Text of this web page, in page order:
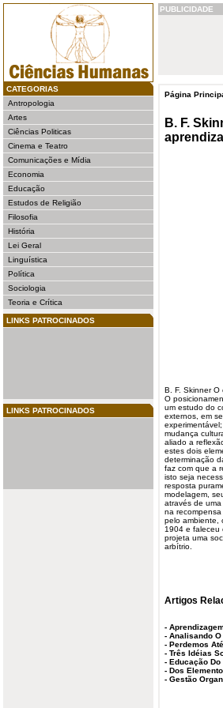
CATEGORIAS
Antropologia
Artes
Ciências Politicas
Cinema e Teatro
Comunicações e Mídia
Economia
Educação
Estudos de Religião
Filosofia
História
Lei Geral
Linguística
Política
Sociologia
Teoria e Crítica
LINKS PATROCINADOS
LINKS PATROCINADOS
PUBLICIDADE
Página
B. F.
B. F. Skinner O
O
um estudo do
externos, em
mudança
aliado a
estes dois
determinação
faz com que a
isto seja
resposta
modelagem,
através de
na
pelo ambiente,
1904 e faleceu
projeta uma
arbítrio.
Artigos
-
- Analisando O
- Perdemos
- Três Idéias
- Educação Do
- Dos
- Gestão